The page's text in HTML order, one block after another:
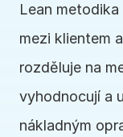
Lean
mezi klientem
rozděluje na
vyhodnocují a
nákladným